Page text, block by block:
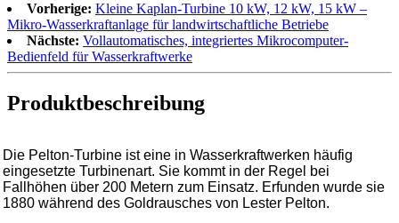
Vorherige: Kleine Kaplan-Turbine 10 kW, 12 kW, 15 kW –
Mikro-Wasserkraftanlage für landwirtschaftliche Betriebe
Nächste: Vollautomatisches, integriertes Mikrocomputer-
Bedienfeld für Wasserkraftwerke
Produktbeschreibung
Die Pelton-Turbine ist eine in Wasserkraftwerken häufig
eingesetzte Turbinenart. Sie kommt in der Regel bei
Fallhöhen über 200 Metern zum Einsatz. Erfunden wurde sie
1880 während des Goldrausches von Lester Pelton.